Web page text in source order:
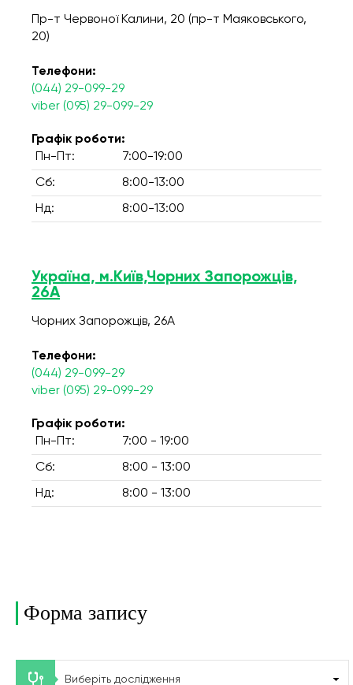
Пр-т Червоної Калини, 20 (пр-т Маяковського,
20)
Телефони:
(044) 29-099-29
viber (095) 29-099-29
Графік роботи:
Пн-Пт:
7:00-19:00
Сб: 8:00-13:00
Нд: 8:00-13:00
Україна, м.Київ,Чорних Запорожців,
26А
Чорних Запорожців, 26А
Телефони:
(044) 29-099-29
viber (095) 29-099-29
Графік роботи:
Пн-Пт:
7:00 - 19:00
Сб: 8:00 - 13:00
Нд: 8:00 - 13:00
Форма запису